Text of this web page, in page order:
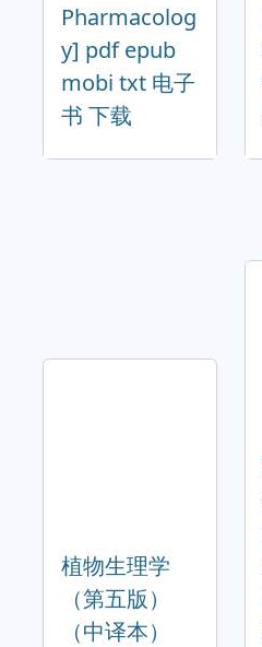
Pharmacolog
y] pdf epub
mobi txt 电子
书 下载
植物生理学
（第五版）
（中译本）